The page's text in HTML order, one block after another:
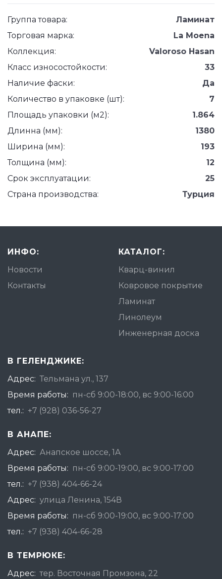
Группа товара:
Ламинат
Торговая марка:
La Moena
Коллекция:
Valoroso Hasan
Класс износостойкости:
33
Наличие фаски:
Да
Количество в упаковке (шт):
7
Площадь упаковки (м2):
1.864
Длинна (мм):
1380
Ширина (мм):
193
Толщина (мм):
12
Срок эксплуатации:
25
Страна производства:
Турция
ИНФО:
Новости
Контакты
КАТАЛОГ:
Кварц-винил
Ковровое покрытие
Ламинат
Линолеум
Инженерная доска
В ГЕЛЕНДЖИКЕ:
Адрес: Тельмана ул., 137
Время работы: пн-сб 9:00-18:00, вс 9:00-16:00
тел.: +7 (928) 036-56-27
В АНАПЕ:
Адрес: Анапское шоссе, 1А
Время работы: пн-сб 9:00-19:00, вс 9:00-17:00
тел.: +7 (938) 404-66-24
Адрес: улица Ленина, 154В
Время работы: пн-сб 9:00-19:00, вс 9:00-17:00
тел.: +7 (938) 404-66-28
В ТЕМРЮКЕ:
Адрес: тер. Восточная Промзона, 22